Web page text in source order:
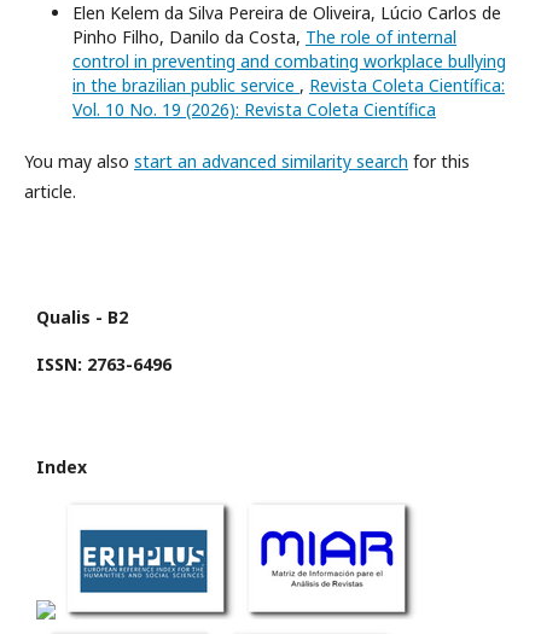
Elen Kelem da Silva Pereira de Oliveira, Lúcio Carlos de
Pinho Filho, Danilo da Costa, The role of internal
control in preventing and combating workplace bullying
in the brazilian public service , Revista Coleta Científica:
Vol. 10 No. 19 (2026): Revista Coleta Científica
You may also start an advanced similarity search for this
article.
Qualis - B2
ISSN: 2763-6496
Index